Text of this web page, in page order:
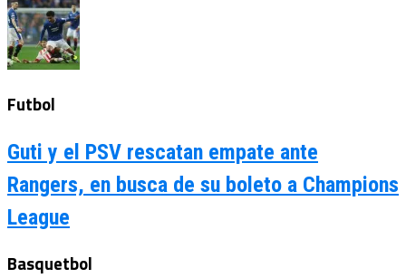
Futbol
Guti y el PSV rescatan empate ante
Rangers, en busca de su boleto a Champions
League
Basquetbol